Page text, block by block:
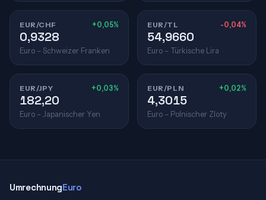
EUR/CHF +0,05%
0,9328
Euro – Schweizer Franken
EUR/TL -0,04%
54,9660
Euro – Türkische Lira
EUR/JPY +0,03%
182,20
Euro – Japanischer Yen
EUR/PLN +0,02%
4,3015
Euro – Polnischer Zloty
UmrechnungEuro